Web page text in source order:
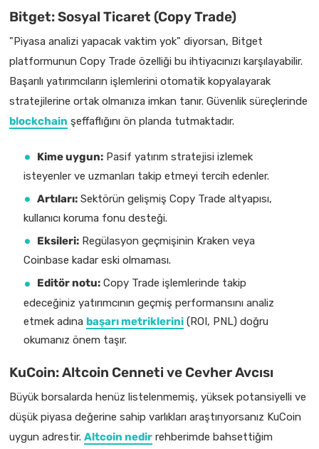
Bitget: Sosyal Ticaret (Copy Trade)
"Piyasa analizi yapacak vaktim yok" diyorsan, Bitget
platformunun Copy Trade özelliği bu ihtiyacınızı karşılayabilir.
Başarılı yatırımcıların işlemlerini otomatik kopyalayarak
stratejilerine ortak olmanıza imkan tanır. Güvenlik süreçlerinde
blockchain şeffaflığını ön planda tutmaktadır.
Kime uygun: Pasif yatırım stratejisi izlemek
isteyenler ve uzmanları takip etmeyi tercih edenler.
Artıları: Sektörün gelişmiş Copy Trade altyapısı,
kullanıcı koruma fonu desteği.
Eksileri: Regülasyon geçmişinin Kraken veya
Coinbase kadar eski olmaması.
Editör notu: Copy Trade işlemlerinde takip
edeceğiniz yatırımcının geçmiş performansını analiz
etmek adına başarı metriklerini (ROI, PNL) doğru
okumanız önem taşır.
KuCoin: Altcoin Cenneti ve Cevher Avcısı
Büyük borsalarda henüz listelenmemiş, yüksek potansiyelli ve
düşük piyasa değerine sahip varlıkları araştırıyorsanız KuCoin
uygun adrestir. Altcoin nedir rehberimde bahsettiğim